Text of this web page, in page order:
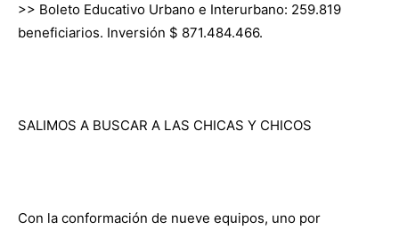
>> Boleto Educativo Urbano e Interurbano: 259.819
beneficiarios. Inversión $ 871.484.466.
SALIMOS A BUSCAR A LAS CHICAS Y CHICOS
Con la conformación de nueve equipos, uno por